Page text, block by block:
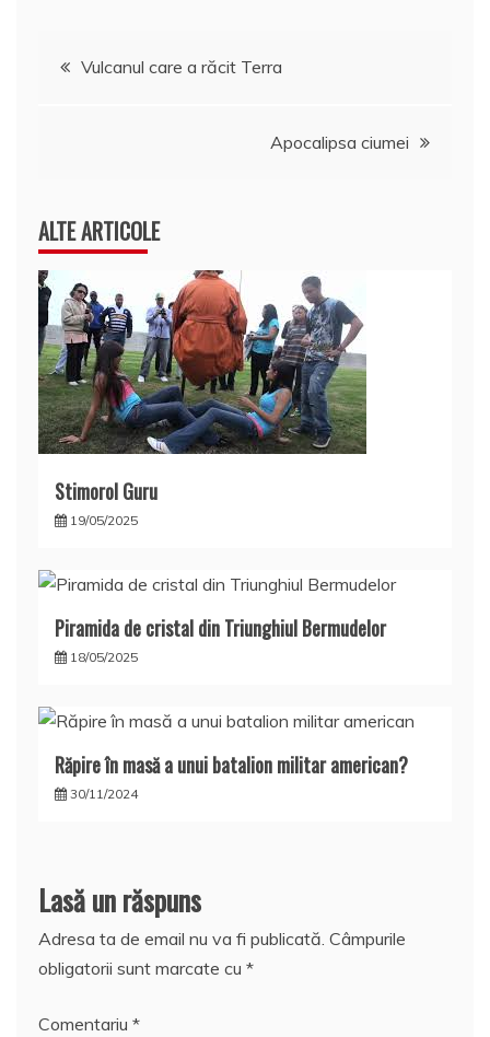
Navigare
Vulcanul care a răcit Terra
Apocalipsa ciumei
ALTE ARTICOLE
Stimorol Guru
19/05/2025
Piramida de cristal din Triunghiul Bermudelor
18/05/2025
Răpire în masă a unui batalion militar american?
30/11/2024
Lasă un răspuns
Adresa ta de email nu va fi publicată. Câmpurile
obligatorii sunt marcate cu *
Comentariu *